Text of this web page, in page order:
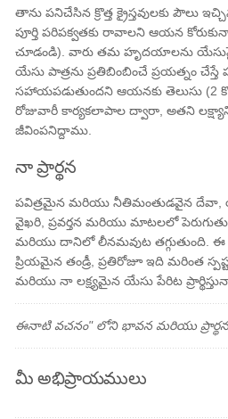
తాను పనిచేసిన క్రొత్త క్రైస్తవులకు పౌలు
పూర్తి పరిపక్వతకు రావాలని ఆయన
చూడండి). వారు తమ హృదయాలను యేసుపై
యేసు పాత్రను ప్రతిబింబించే ప్రయత్నం చేస్తే
సహాయపడుతుందని ఆయనకు తెలుసు (2
రోజువారీ కార్యకలాపాల ద్వారా, అతని
జీవింపనిద్దాము.
నా ప్రార్థన
పవిత్రమైన మరియు నీతిమంతుడవైన దేవా,
వైఖరి, ప్రవర్తన మరియు మాటలలో
మరియు ￰దానిలో లీనమవుట తగ్గుతుంది.
ప్రియమైన తండ్రీ, ప్రతిరోజూ ఇది మరింత
మరియు నా లక్ష్యమైన యేసు పేరిట
ఈనాటి వచనం" లోని భావన మరియు
మీ అభిప్రాయములు